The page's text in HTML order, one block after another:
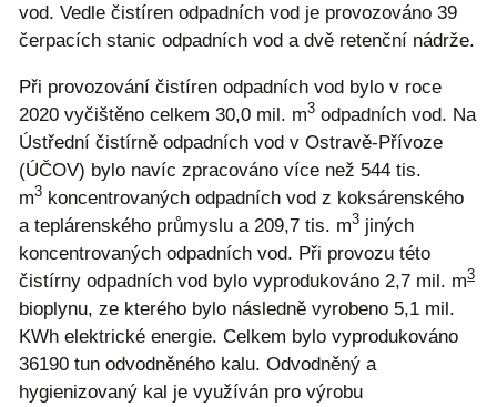
vod. Vedle čistíren odpadních vod je provozováno 39
čerpacích stanic odpadních vod a dvě retenční nádrže.
Při provozování čistíren odpadních vod bylo v roce
2020 vyčištěno celkem 30,0 mil. m3 odpadních vod. Na
Ústřední čistírně odpadních vod v Ostravě-Přívoze
(ÚČOV) bylo navíc zpracováno více než 544 tis.
m3 koncentrovaných odpadních vod z koksárenského
a teplárenského průmyslu a 209,7 tis. m3 jiných
koncentrovaných odpadních vod. Při provozu této
čistírny odpadních vod bylo vyprodukováno 2,7 mil. m3
bioplynu, ze kterého bylo následně vyrobeno 5,1 mil.
KWh elektrické energie. Celkem bylo vyprodukováno
36190 tun odvodněného kalu. Odvodněný a
hygienizovaný kal je využíván pro výrobu